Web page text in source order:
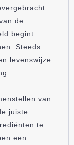
de
begint
Steeds
levenswijze
van
juiste
te
een